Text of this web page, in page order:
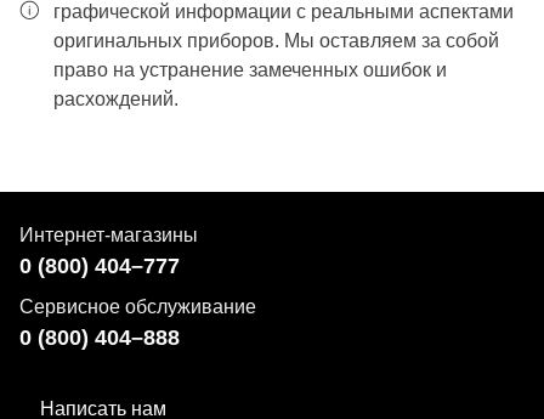
графической информации с реальными аспектами
оригинальных приборов. Мы оставляем за собой
право на устранение замеченных ошибок и
расхождений.
Интернет-магазины
0 (800) 404–777
Сервисное обслуживание
0 (800) 404–888
Написать нам